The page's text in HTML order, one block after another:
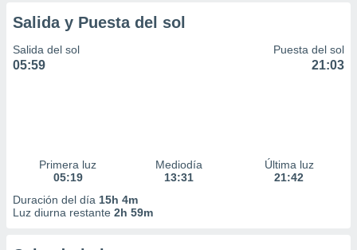
Salida y Puesta del sol
Salida del sol
05:59
Puesta del sol
21:03
Primera luz
05:19
Mediodía
13:31
Última luz
21:42
Duración del día 15h 4m
Luz diurna restante 2h 59m